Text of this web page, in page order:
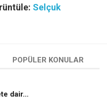
Selçuk
POPÜLER KONULAR
dair…